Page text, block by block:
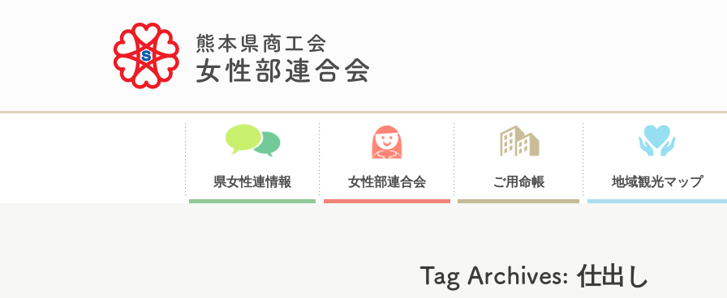
県女性連情報 女性部連合会 ご用命帳 地域観光マップ
Tag Archives:仕出し